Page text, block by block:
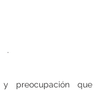
.
preocupación que